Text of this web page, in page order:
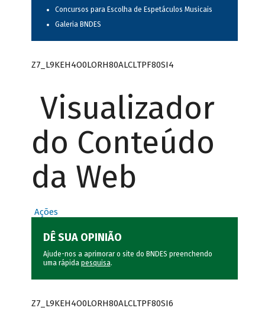
Concursos para Escolha de Espetáculos Musicais
Galeria BNDES
Z7_L9KEH4O0LORH80ALCLTPF80SI4
Visualizador
do Conteúdo
da Web
Ações
DÊ SUA OPINIÃO
Ajude-nos a aprimorar o site do BNDES preenchendo
uma rápida pesquisa.
Z7_L9KEH4O0LORH80ALCLTPF80SI6